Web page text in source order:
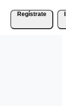
Regístrate